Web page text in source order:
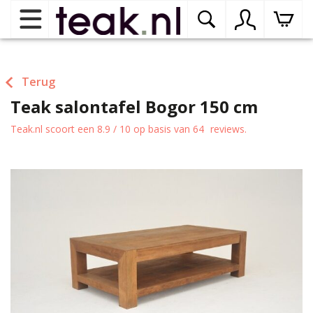
Teak tuinmeubelen
Teak onderhoudsproducten
binnenmeubelen
Terug
Teak salontafel Bogor 150 cm
Teak.nl scoort een 8.9 / 10 op basis van 64 reviews.